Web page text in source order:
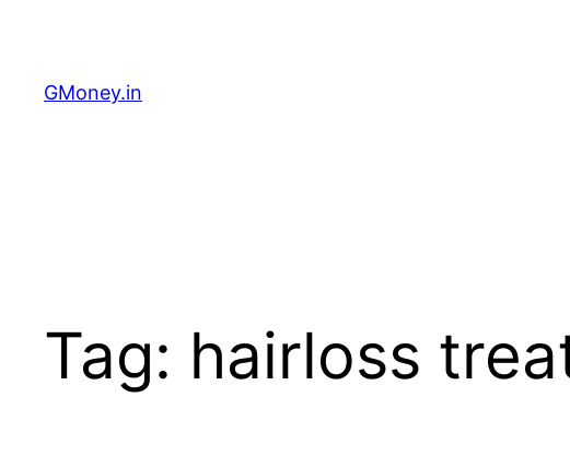
GMoney.in
Tag: hairloss